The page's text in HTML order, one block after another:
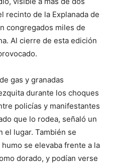
recinto de la Explanada de
congregados miles de
Al cierre de esta edición
gas y granadas
durante los choques
policías y manifestantes
que lo rodea, señaló un
el lugar. También se
se elevaba frente a la
dorado, y podían verse